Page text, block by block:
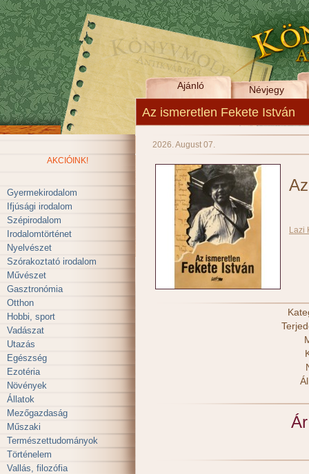
Ajánló Névjegy
Az ismeretlen Fekete István
AKCIÓINK!
Gyermekirodalom
Ifjúsági irodalom
Szépirodalom
Irodalomtörténet
Nyelvészet
Szórakoztató irodalom
Művészet
Gasztronómia
Otthon
Hobbi, sport
Vadászat
Utazás
Egészség
Ezotéria
Növények
Állatok
Mezőgazdaság
Műszaki
Természettudományok
Történelem
Vallás, filozófia
2026. August 07.
Lazi